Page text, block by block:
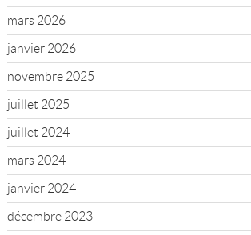
mars 2026
janvier 2026
novembre 2025
juillet 2025
juillet 2024
mars 2024
janvier 2024
décembre 2023